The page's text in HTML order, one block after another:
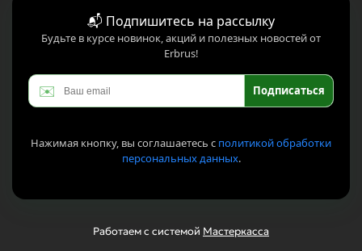
📬 Подпишитесь на рассылку
Будьте в курсе новинок, акций и полезных новостей от
Erbrus!
✉️ Подписаться
Нажимая кнопку, вы соглашаетесь с политикой обработки
персональных данных.
Работаем с системой Мастеркасса